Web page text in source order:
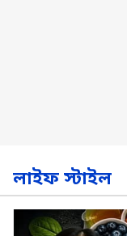
লাইফ স্টাইল